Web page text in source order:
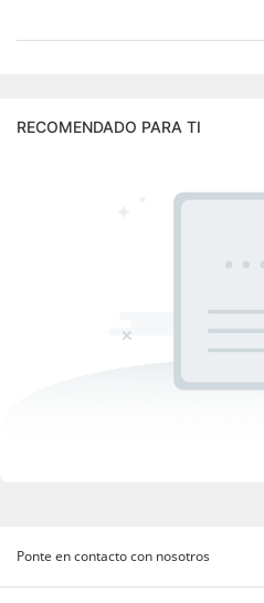
RECOMENDADO PARA TI
Ponte en contacto con nosotros